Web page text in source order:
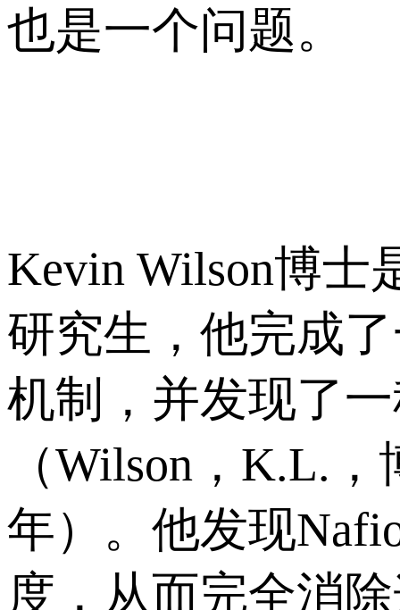
也是一个问题。
Kevin Wilson博士
研究生，他完成
机制，并发现了
（Wilson，K.L.
年）。他发现
度，从而完全消